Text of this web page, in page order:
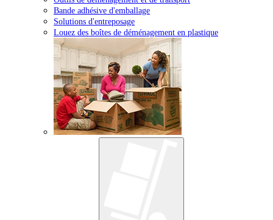
Bande adhésive d'emballage
Solutions d'entreposage
Louez des boîtes de déménagement en plastique